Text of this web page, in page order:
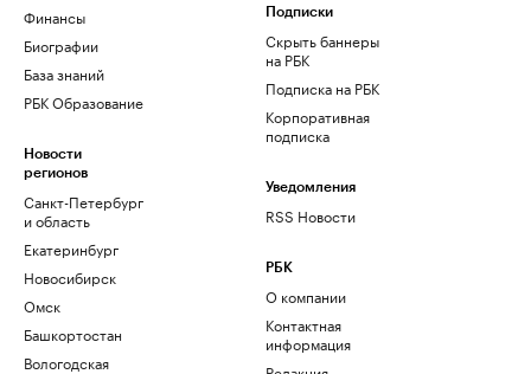
Финансы
Биографии
База знаний
РБК Образование
Новости
регионов
Санкт-Петербург
и область
Екатеринбург
Новосибирск
Омск
Башкортостан
Вологодская
Подписки
Скрыть баннеры
на РБК
Подписка на РБК
Корпоративная
подписка
Уведомления
RSS Новости
РБК
О компании
Контактная
информация